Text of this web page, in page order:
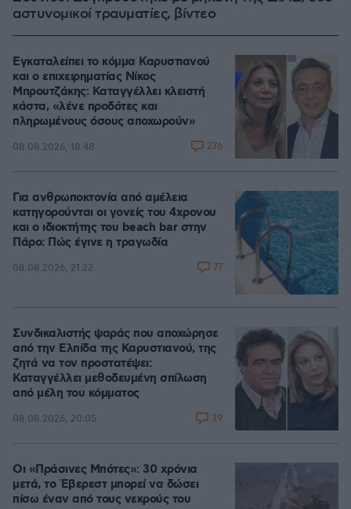
αστυνομικοί τραυματίες, βίντεο
Εγκαταλείπει το κόμμα Καρυστιανού
και ο επιχειρηματίας Νίκος
Μπρουτζάκης: Καταγγέλλει κλειστή
κάστα, «λένε προδότες και
πληρωμένους όσους αποχωρούν»
08.08.2026, 18:48 276
Για ανθρωποκτονία από αμέλεια
κατηγορούνται οι γονείς του 4χρονου
και ο ιδιοκτήτης του beach bar στην
Πάρο: Πώς έγινε η τραγωδία
08.08.2026, 21:22 77
Συνδικαλιστής ψαράς που αποχώρησε
από την Ελπίδα της Καρυστιανού, της
ζητά να τον προστατέψει:
Καταγγέλλει μεθοδευμένη σπίλωση
από μέλη του κόμματος
08.08.2026, 20:05 39
Οι «Πράσινες Μπότες»: 30 χρόνια
μετά, το Έβερεστ μπορεί να δώσει
πίσω έναν από τους νεκρούς του